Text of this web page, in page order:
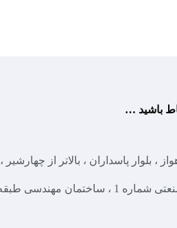
باشید …
، بلوار پاسداران ، بالاتر از چهارشیر ،